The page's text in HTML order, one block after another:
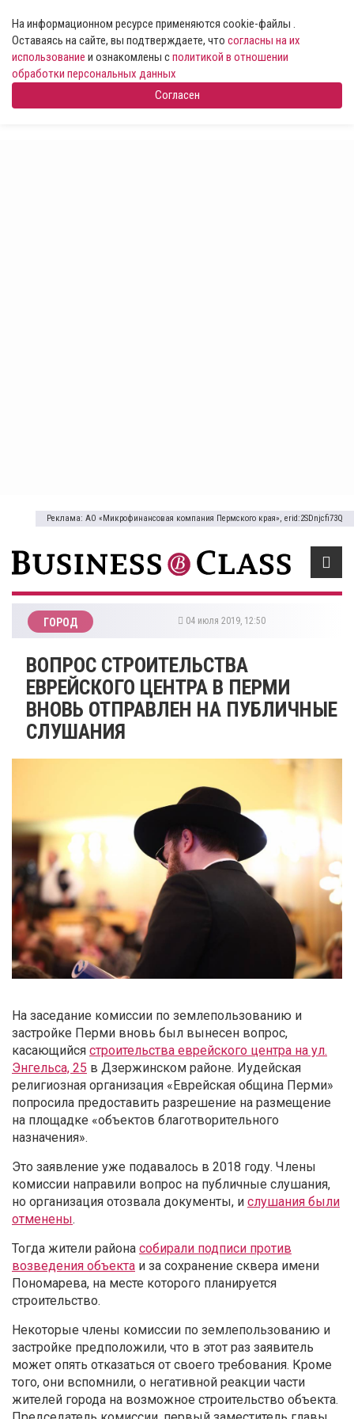
На информационном ресурсе применяются cookie-файлы .
Оставаясь на сайте, вы подтверждаете, что согласны на их
использование и ознакомлены сполитикой в отношении
обработки персональных данных
Согласен
Реклама: АО «Микрофинансовая компания Пермского края», erid:2SDnjcfi73Q
ГОРОД 04 июля 2019, 12:50
ВОПРОС СТРОИТЕЛЬСТВА
ЕВРЕЙСКОГО ЦЕНТРА В ПЕРМИ
ВНОВЬ ОТПРАВЛЕН НА ПУБЛИЧНЫЕ
СЛУШАНИЯ
На заседание комиссии по землепользованию и
застройке Перми вновь был вынесен вопрос,
касающийся строительства еврейского центра на ул.
Энгельса, 25 в Дзержинском районе. Иудейская
религиозная организация «Еврейская община Перми»
попросила предоставить разрешение на размещение
на площадке «объектов благотворительного
назначения».
Это заявление уже подавалось в 2018 году. Члены
комиссии направили вопрос на публичные слушания,
но организация отозвала документы, и слушания были
отменены.
Тогда жители района собирали подписи против
возведения объекта и за сохранение сквера имени
Пономарева, на месте которого планируется
строительство.
Некоторые члены комиссии по землепользованию и
застройке предположили, что в этот раз заявитель
может опять отказаться от своего требования. Кроме
того, они вспомнили, о негативной реакции части
жителей города на возможное строительство объекта.